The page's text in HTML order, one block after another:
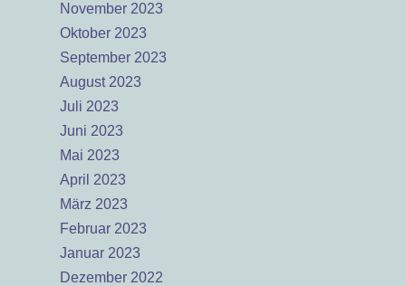
November 2023
Oktober 2023
September 2023
August 2023
Juli 2023
Juni 2023
Mai 2023
April 2023
März 2023
Februar 2023
Januar 2023
Dezember 2022